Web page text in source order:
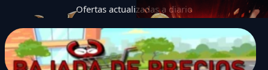
Ofertas actualizadas a diario